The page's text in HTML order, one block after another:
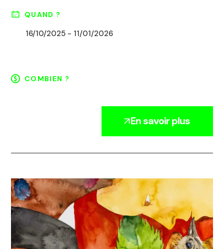
QUAND ?
16/10/2025 - 11/01/2026
COMBIEN ?
En savoir plus